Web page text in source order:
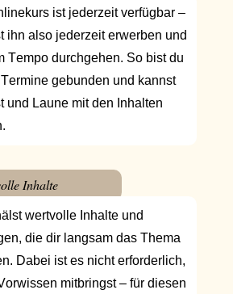
ist jederzeit verfügbar –
ihn also jederzeit erwerben und
Tempo durchgehen. So bist du
gebunden und kannst
und Laune mit den Inhalten
Inhalte
wertvolle Inhalte und
die dir langsam das Thema
Dabei ist es nicht erforderlich,
mitbringst – für diesen